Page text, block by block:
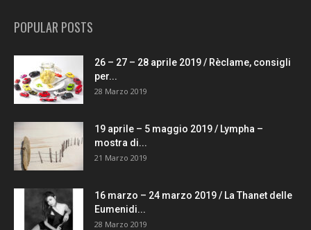
POPULAR POSTS
26 – 27 – 28 aprile 2019 / Rèclame, consigli
per...
28 Marzo 2019
19 aprile – 5 maggio 2019 / Lympha –
mostra di...
21 Marzo 2019
16 marzo – 24 marzo 2019 / La Thanet delle
Eumenidi...
28 Marzo 2019